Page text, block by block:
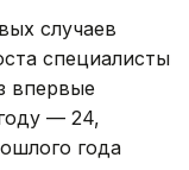
случаев
специалисты
впервые
— 24,
года